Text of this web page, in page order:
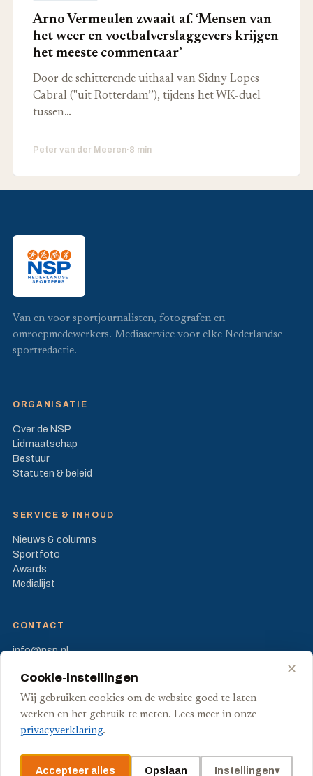
Arno Vermeulen zwaait af. ‘Mensen van
het weer en voetbalverslaggevers krijgen
het meeste commentaar’
Door de schitterende uithaal van Sidny Lopes
Cabral ("uit Rotterdam’’), tijdens het WK-duel
tussen…
Peter van der Meeren·8 min
Van en voor sportjournalisten, fotografen en
omroepmedewerkers. Mediaservice voor elke Nederlandse
sportredactie.
ORGANISATIE
Over de NSP
Lidmaatschap
Bestuur
Statuten & beleid
SERVICE & INHOUD
Nieuws & columns
Sportfoto
Awards
Medialijst
CONTACT
info@nsp.nl
2595 BM Den Haag
✕
Cookie-instellingen
Wij gebruiken cookies om de website goed te laten
werken en het gebruik te meten. Lees meer in onze
privacyverklaring.
Accepteer alles Opslaan Instellingen▾